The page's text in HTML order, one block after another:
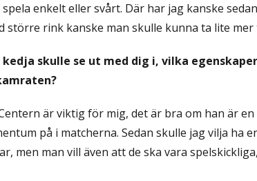
enkelt eller svårt. Där har jag kanske
större rink kanske man skulle kunna ta lite mer
skulle se ut med dig i, vilka
är viktig för mig, det är bra om han är
på i matcherna. Sedan skulle jag vilja ha
men man vill även att de ska vara